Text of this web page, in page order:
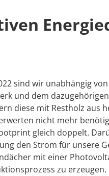
sind wir unabhängig
und dem
diese mit Restholz aus
nicht mehr
gleich doppelt.
den Strom für unsere
mit einer
zu erzeugen.